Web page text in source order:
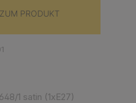
1 satin (1xE27)
PRODUKT